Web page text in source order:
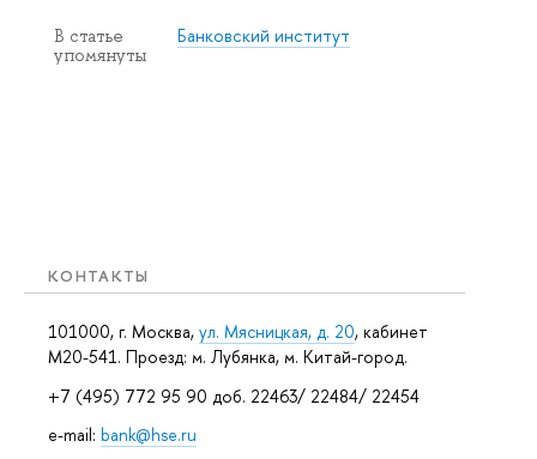
КОНТАКТЫ
101000, г. Москва, ул. Мясницкая, д. 20, кабинет
М20-541. Проезд: м. Лубянка, м. Китай-город.
+7 (495) 772 95 90 доб. 22463/ 22484/ 22454
e-mail: bank@hse.ru
В статье
упомянуты
Банковский институт